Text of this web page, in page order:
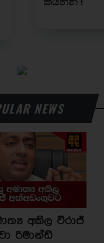
NEWS
අකිල විරාජ්
රිමාන්ඩ්